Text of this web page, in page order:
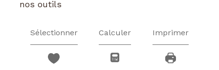
nos outils
Sélectionner Calculer Imprimer